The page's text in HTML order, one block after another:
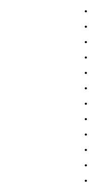
•
•
•
•
•
•
•
•
•
•
•
•